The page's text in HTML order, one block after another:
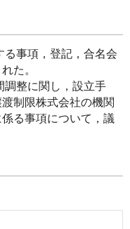
事項，登記，合名会
た。
整に関し，設立手
制限株式会社の機関
る事項について，議